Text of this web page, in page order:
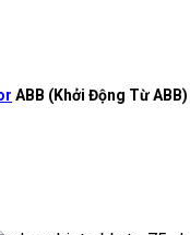
ABB (Khởi Động Từ ABB)